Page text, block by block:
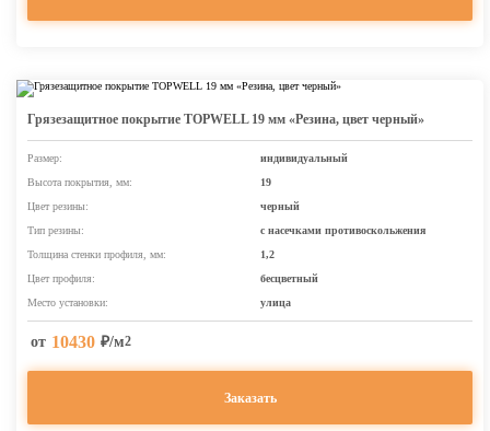
Грязезащитное покрытие TOPWELL 19 мм «Резина, цвет черный»
Размер:
индивидуальный
Высота покрытия, мм:
19
Цвет резины:
черный
Тип резины:
с насечками противоскольжения
Толщина стенки профиля, мм:
1,2
Цвет профиля:
бесцветный
Место установки:
улица
от 10430 ₽/м2
Заказать